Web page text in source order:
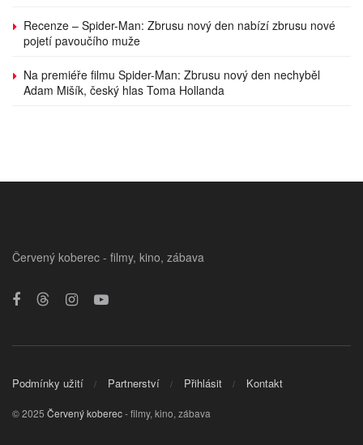
Recenze – Spider-Man: Zbrusu nový den nabízí zbrusu nové
pojetí pavoučího muže
Na premiéře filmu Spider-Man: Zbrusu nový den nechyběl
Adam Mišík, český hlas Toma Hollanda
Červený koberec - filmy, kino, zábava
Podmínky užití Partnerství Přihlásit Kontakt
© 2025 Červený koberec- filmy, kino, zábava